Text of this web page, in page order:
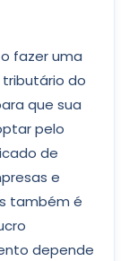
fazer uma
do
que sua
pelo
de
e
também é
depende